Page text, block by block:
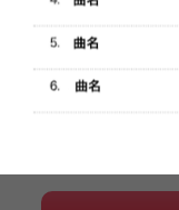
セットリスト情報の正確性は
場合は、
式会社ページワンが運営する歌